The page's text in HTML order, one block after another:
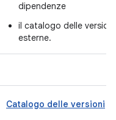
dipendenze
il catalogo delle versioni
esterne.
Catalogo delle versioni